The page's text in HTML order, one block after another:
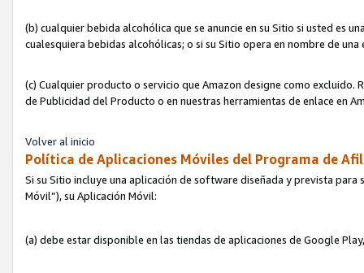
(b) cualquier bebida alcohólica que se anuncie en su Sitio si usted es
cualesquiera bebidas alcohólicas; o si su Sitio opera en nombre de
(c) Cualquier producto o servicio que Amazon designe como excluido.
de Publicidad del Producto o en nuestras herramientas de enlace en
Volver al inicio
Política de Aplicaciones Móviles del Programa de
Si su Sitio incluye una aplicación de software diseñada y prevista
Móvil”), su Aplicación Móvil:
(a) debe estar disponible en las tiendas de aplicaciones de Google